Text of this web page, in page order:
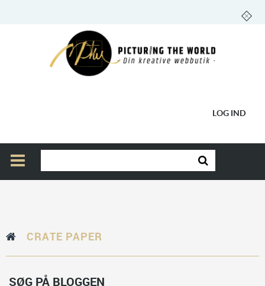
LOG IND
CRATE PAPER
SØG PÅ BLOGGEN